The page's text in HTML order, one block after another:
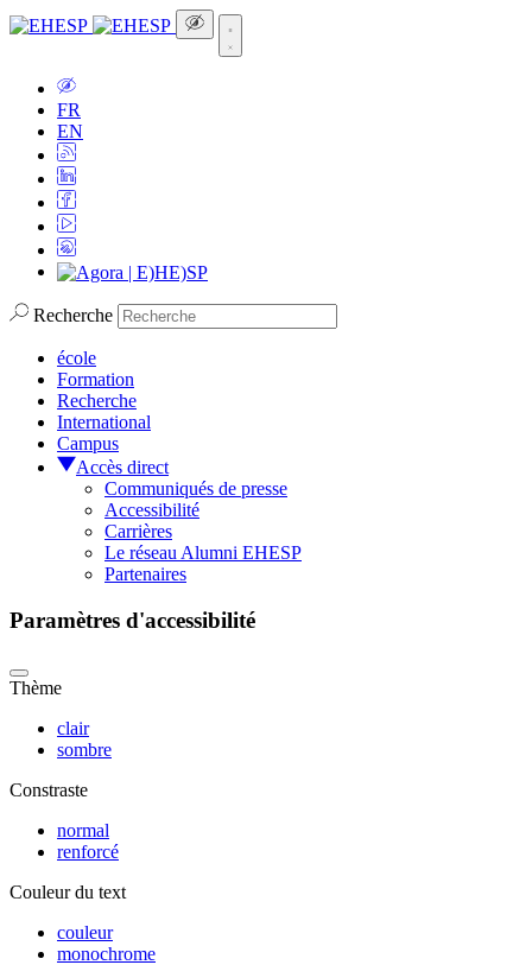
FR
EN
Recherche
école
Formation
Recherche
International
Campus
Accès direct
Communiqués de presse
Accessibilité
Carrières
Le réseau Alumni EHESP
Partenaires
Paramètres d'accessibilité
Thème
clair
sombre
Constraste
normal
renforcé
Couleur du text
couleur
monochrome